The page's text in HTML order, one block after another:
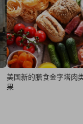
美国新的膳食金字塔肉
果